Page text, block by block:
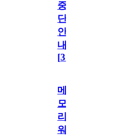
중
단
안
내
[31
메
모
리
워